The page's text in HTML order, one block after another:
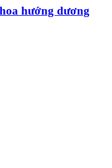
hướng dương